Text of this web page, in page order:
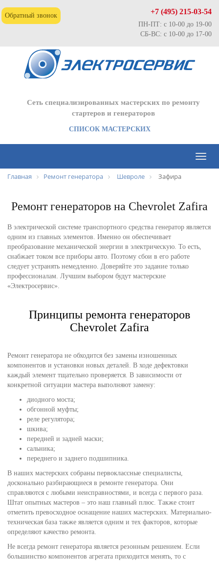
Обратный звонок +7 (495) 215-03-54
ПН-ПТ: с 10-00 до 19-00
СБ-ВС: с 10-00 до 17-00
Сеть специализированных мастерских по ремонту
стартеров и генераторов
СПИСОК МАСТЕРСКИХ
Toggle
Главная Ремонт генератора Шевроле Зафира
Ремонт генераторов на Chevrolet Zafira
В электрической системе транспортного средства генератор является
одним из главных элементов. Именно он обеспечивает
преобразование механической энергии в электрическую. То есть,
снабжает током все приборы авто. Поэтому сбои в его работе
следует устранять немедленно. Доверяйте это задание только
профессионалам. Лучшим выбором будут мастерские
«Электросервис».
Принципы ремонта генераторов
Chevrolet Zafira
Ремонт генератора не обходится без замены изношенных
компонентов и установки новых деталей. В ходе дефектовки
каждый элемент тщательно проверяется. В зависимости от
конкретной ситуации мастера выполняют замену:
диодного моста;
обгонной муфты;
реле регулятора;
шкива;
передней и задней маски;
сальника;
переднего и заднего подшипника.
В наших мастерских собраны первоклассные специалисты,
досконально разбирающиеся в ремонте генератора. Они
справляются с любыми неисправностями, и всегда с первого раза.
Штат опытных мастеров – это наш главный плюс. Также стоит
отметить превосходное оснащение наших мастерских. Материально-
техническая база также является одним и тех факторов, которые
определяют качество ремонта.
Не всегда ремонт генератора является резонным решением. Если
большинство компонентов агрегата приходится менять, то с